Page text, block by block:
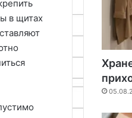
в щитах